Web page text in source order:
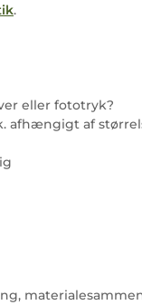
.
eller fototryk?
afhængigt af